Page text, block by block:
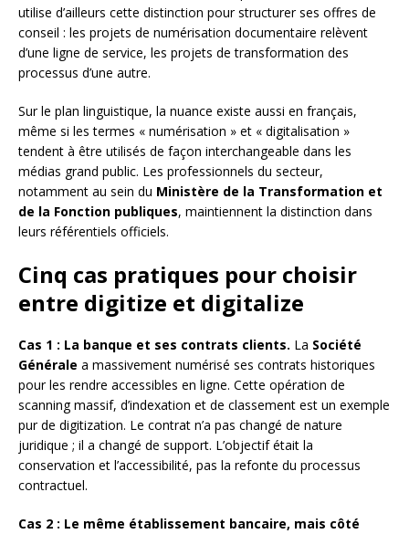
utilise d’ailleurs cette distinction pour structurer ses offres de
conseil : les projets de numérisation documentaire relèvent
d’une ligne de service, les projets de transformation des
processus d’une autre.
Sur le plan linguistique, la nuance existe aussi en français,
même si les termes « numérisation » et « digitalisation »
tendent à être utilisés de façon interchangeable dans les
médias grand public. Les professionnels du secteur,
notamment au sein du Ministère de la Transformation et
de la Fonction publiques, maintiennent la distinction dans
leurs référentiels officiels.
Cinq cas pratiques pour choisir
entre digitize et digitalize
Cas 1 : La banque et ses contrats clients. La Société
Générale a massivement numérisé ses contrats historiques
pour les rendre accessibles en ligne. Cette opération de
scanning massif, d’indexation et de classement est un exemple
pur de digitization. Le contrat n’a pas changé de nature
juridique ; il a changé de support. L’objectif était la
conservation et l’accessibilité, pas la refonte du processus
contractuel.
Cas 2 : Le même établissement bancaire, mais côté